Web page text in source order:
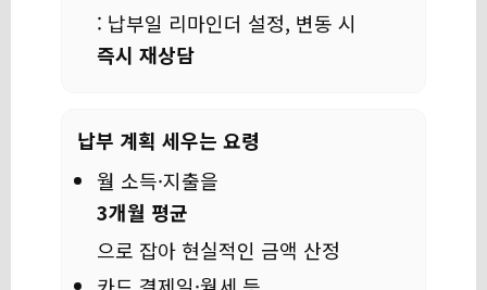
: 납부일 리마인더 설정, 변동 시
즉시 재상담
납부 계획 세우는 요령
월 소득·지출을
3개월 평균
으로 잡아 현실적인 금액 산정